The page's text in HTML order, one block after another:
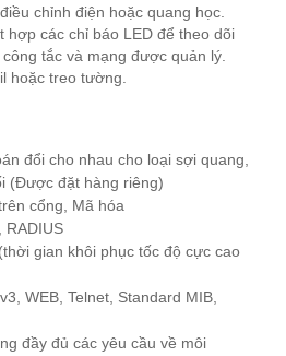
chỉnh điện hoặc quang học.
hợp các chỉ báo LED để theo dõi
tắc và mạng được quản lý.
hoặc treo tường.
đổi cho nhau cho loại sợi quang,
(Được đặt hàng riêng)
cổng, Mã hóa
RADIUS
gian khôi phục tốc độ cực cao
WEB, Telnet, Standard MIB,
đầy đủ các yêu cầu về môi